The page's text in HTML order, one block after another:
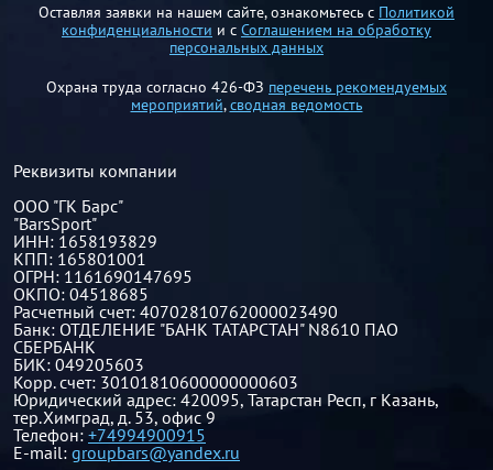
Оставляя заявки на нашем сайте, ознакомьтесь с Политикой
конфиденциальности и с Соглашением на обработку
персональных данных
Охрана труда согласно 426-ФЗ перечень рекомендуемых
мероприятий,сводная ведомость
Реквизиты компании
ООО "ГК Барс"
"BarsSport"
ИНН: 1658193829
КПП: 165801001
ОГРН: 1161690147695
ОКПО: 04518685
Расчетный счет: 40702810762000023490
Банк: ОТДЕЛЕНИЕ "БАНК ТАТАРСТАН" N8610 ПАО
СБЕРБАНК
БИК: 049205603
Корр. счет: 30101810600000000603
Юридический адрес: 420095, Татарстан Респ, г Казань,
тер.Химград, д. 53, офис 9
Телефон: +74994900915
E-mail: groupbars@yandex.ru